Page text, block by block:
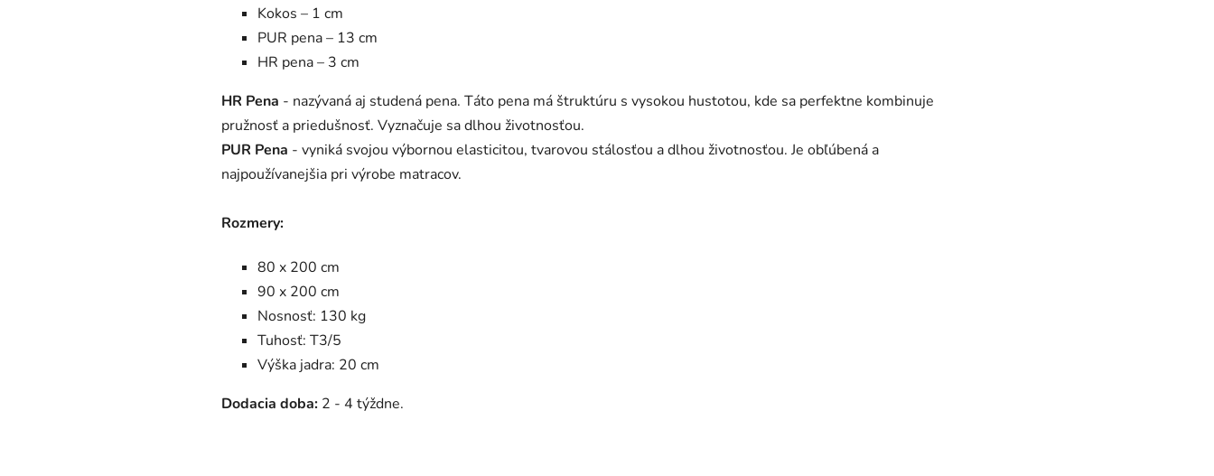
Kokos – 1 cm
PUR pena – 13 cm
HR pena – 3 cm
HR Pena - nazývaná aj studená pena. Táto pena má štruktúru s vysokou hustotou, kde sa perfektne kombinuje
pružnosť a priedušnosť. Vyznačuje sa dlhou životnosťou.
PUR Pena - vyniká svojou výbornou elasticitou, tvarovou stálosťou a dlhou životnosťou. Je obľúbená a
najpoužívanejšia pri výrobe matracov.
Rozmery:
80 x 200 cm
90 x 200 cm
Nosnosť: 130 kg
Tuhosť: T3/5
Výška jadra: 20 cm
Dodacia doba: 2 - 4 týždne.